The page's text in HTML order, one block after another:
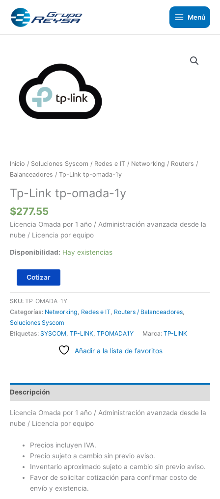
contenido
Menú
Inicio / Soluciones Syscom / Redes e IT / Networking / Routers /
Balanceadores / Tp-Link tp-omada-1y
Tp-Link tp-omada-1y
$277.55
Licencia Omada por 1 año / Administración avanzada desde la
nube / Licencia por equipo
Disponibilidad: Hay existencias
omada-
cantidad
Cotizar
SKU: TP-OMADA-1Y
Categorías: Networking, Redes e IT, Routers / Balanceadores,
Soluciones Syscom
Etiquetas: SYSCOM, TP-LINK, TPOMADA1Y Marca: TP-LINK
Añadir a la lista de favoritos
Descripción
Licencia Omada por 1 año / Administración avanzada desde la
nube / Licencia por equipo
Precios incluyen IVA.
Precio sujeto a cambio sin previo aviso.
Inventario aproximado sujeto a cambio sin previo aviso.
Favor de solicitar cotización para confirmar costo de
envío y existencia.